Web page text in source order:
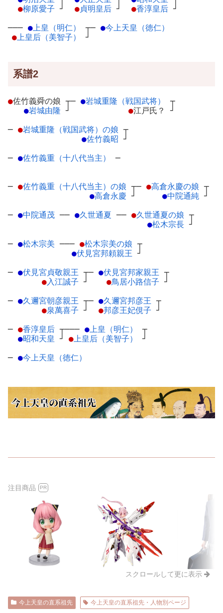
●柳原愛子 ┘
●貞明皇后 ┘
●香淳皇后 ┘
─── ●上皇（明仁）
┬
●上皇后（美智子） ┘
─ ●今上天皇（徳仁）
系譜2
●佐竹義舜の娘 ┬
●岩城由隆 ┘
─ ●岩城重隆（戦国武将）
┬
●江戸氏？ ┘
─ ●岩城重隆（戦国武将）の娘 ┬
●佐竹義昭 ┘
─ ●佐竹義重（十八代当主） ─
─ ●佐竹義重（十八代当主）の娘 ┬
●高倉永慶 ┘
─ ●高倉永慶の娘 ┬
●中院通純 ┘
─ ●中院通茂 ── ●久世通夏 ── ●久世通夏の娘 ┬
●松木宗長 ┘
─ ●松木宗美 ─── ●松木宗美の娘 ┬
●伏見宮邦頼親王 ┘
─ ●伏見宮貞敬親王 ┬
●入江誠子 ┘
─ ●伏見宮邦家親王 ┬
●鳥居小路信子 ┘
─ ●久邇宮朝彦親王 ┬
●泉萬喜子 ┘
─ ●久邇宮邦彦王 ┬
●邦彦王妃俔子 ┘
─ ●香淳皇后 ┬
●昭和天皇 ┘
─── ●上皇（明仁）
┬
●上皇后（美智子） ┘
─ ●今上天皇（徳仁）
注目商品 PR
スクロールして更に表示
今上天皇の直系祖先 今上天皇の直系祖先・人物別ページ